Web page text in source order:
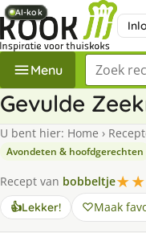
Menu Zoek een
Gevulde
U bent hier: Home ›
Avondeten & hoofdgerechten
Recept van bobbeltje
👍Lekker! Maak
AI-kok
AI-kok
AI-kok
AI-kok